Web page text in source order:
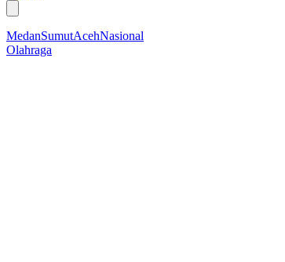
MedanSumutAcehNasional
Olahraga